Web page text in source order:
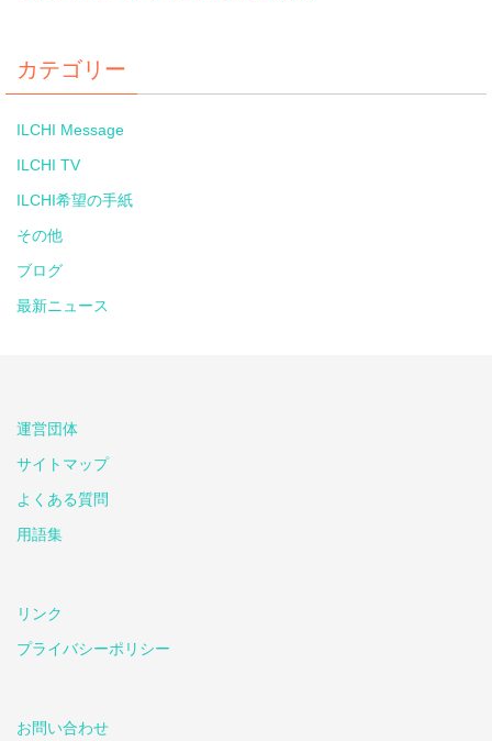
カテゴリー
ILCHI Message
ILCHI TV
ILCHI希望の手紙
その他
ブログ
最新ニュース
運営団体
サイトマップ
よくある質問
用語集
リンク
プライバシーポリシー
お問い合わせ